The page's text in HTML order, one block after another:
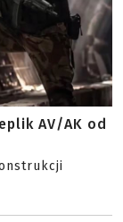
AV/AK od